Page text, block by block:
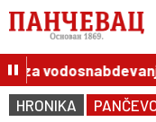
vodosnabdevanje
HRONIKA